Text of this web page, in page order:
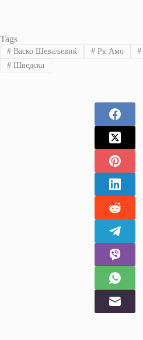
Tags
#Васко Шеваљевиќ #Рк Амо #
#Шведска